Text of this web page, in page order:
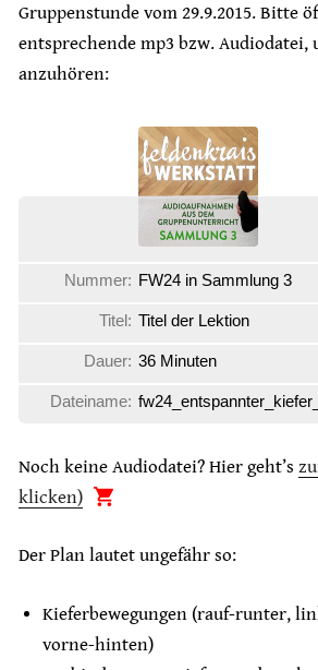
Gruppenstunde vom 29.9.2015. Bitte
entsprechende mp3 bzw. Audiodatei,
anzuhören:
Nummer: FW24 in Sammlung 3
Titel: Titel der Lektion
Dauer: 36 Minuten
Dateiname:
Noch keine Audiodatei? Hier geht’s
klicken)
Der Plan lautet ungefähr so:
Kieferbewegungen (rauf-runter,
vorne-hinten)